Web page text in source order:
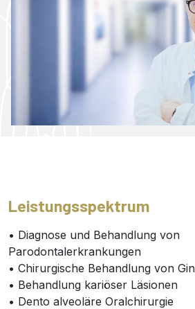
Leistungsspektrum
• Diagnose und Behandlung von
Parodontalerkrankungen
• Chirurgische Behandlung von
• Behandlung kariöser Läsionen
• Dento alveoläre Oralchirurgie